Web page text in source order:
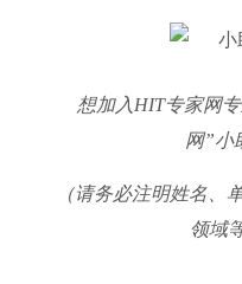
想加入HIT专家网
网”小
（请务必注明姓名、
领域